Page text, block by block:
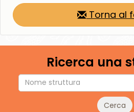
Torna al
Ricerca una
Cerca